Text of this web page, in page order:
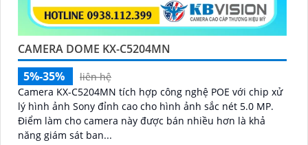
CAMERA DOME KX-C5204MN
5%-35%
liên hệ
Camera KX-C5204MN tích hợp công nghệ POE với chip xử
lý hình ảnh Sony đỉnh cao cho hình ảnh sắc nét 5.0 MP.
Điểm làm cho camera này được bán nhiều hơn là khả
năng giám sát ban...